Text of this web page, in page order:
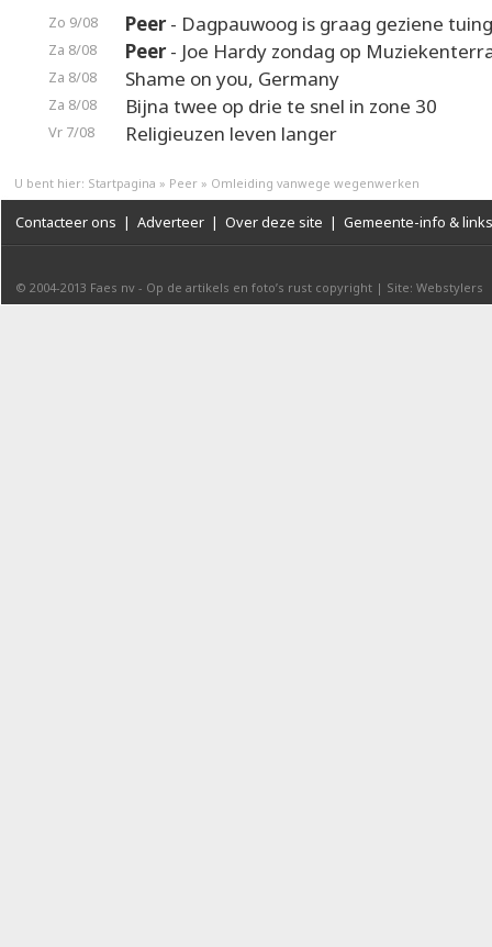
Zo 9/08 Peer- Dagpauwoog is graag geziene
Za 8/08 Peer- Joe Hardy zondag op
Za 8/08 Shame on you, Germany
Za 8/08 Bijna twee op drie te snel in zone 30
Vr 7/08 Religieuzen leven langer
U bent hier: Startpagina » Peer » Omleiding vanwege wegenwerken
Contacteer ons | Adverteer | Over deze site | Gemeente-info & links
© 2004-2013 Faes nv - Op de artikels en foto’s rust copyright | Site: Webstylers